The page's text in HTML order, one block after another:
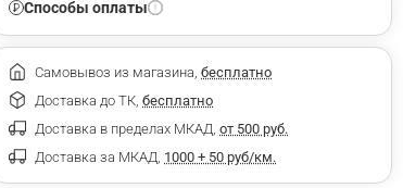
Способы оплаты
Самовывоз из магазина, бесплатно
Доставка до ТК, бесплатно
Доставка в пределах МКАД, от 500 руб.
Доставка за МКАД, 1000 + 50 руб/км.